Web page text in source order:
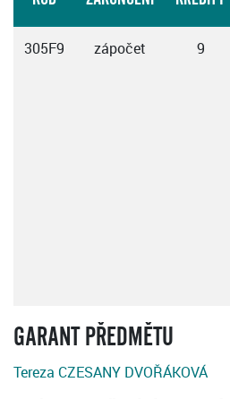
305F9 zápočet 9
GARANT PŘEDMĚTU
Tereza CZESANY DVOŘÁKOVÁ